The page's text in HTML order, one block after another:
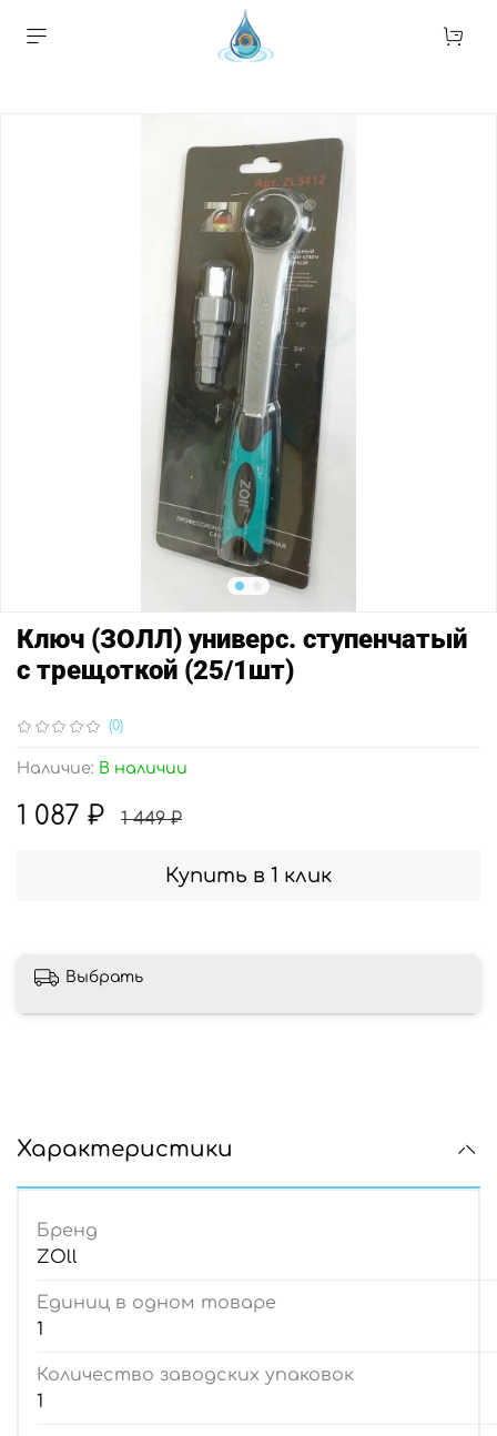
(0)
Наличие: В наличии
Ключ (ЗОЛЛ) универс. ступенчатый
с трещоткой (25/1шт)
1 087 ₽ 1 449 ₽
Купить в 1 клик
Выбрать
Характеристики
Бренд
ZOll
Единиц в одном товаре
1
Количество заводских упаковок
1